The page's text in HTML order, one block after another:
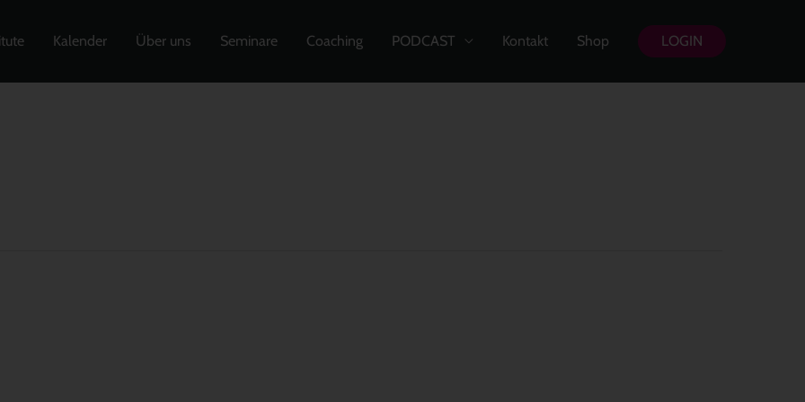
Kalender Über uns Seminare Coaching PODCAST Kontakt Shop LOGIN